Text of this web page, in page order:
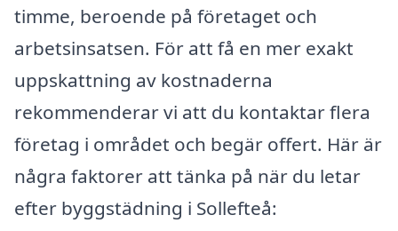
timme, beroende på företaget och
arbetsinsatsen. För att få en mer exakt
uppskattning av kostnaderna
rekommenderar vi att du kontaktar flera
företag i området och begär offert. Här är
några faktorer att tänka på när du letar
efter byggstädning i Sollefteå: